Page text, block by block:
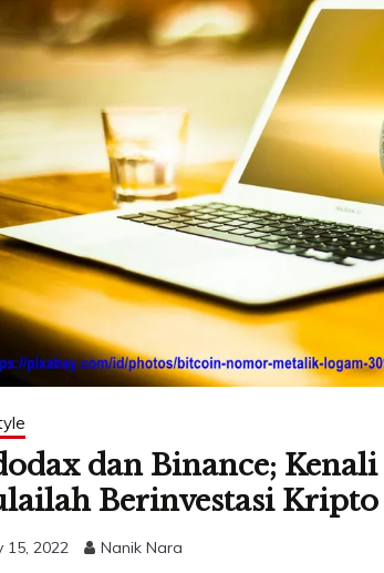
dan Binance;
Berinvestasi Kripto
15, 2022 Nanik Nara